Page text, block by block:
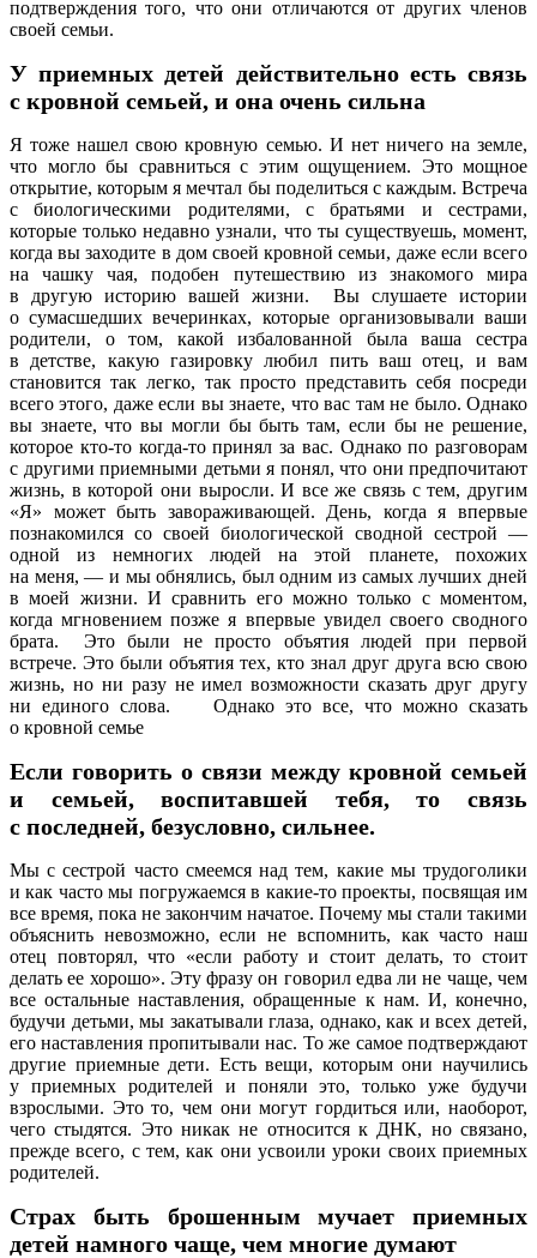
подтверждения того, что они отличаются от других членов
своей семьи.
У приемных детей действительно есть связь
с кровной семьей, и она очень сильна
Я тоже нашел свою кровную семью. И нет ничего на земле,
что могло бы сравниться с этим ощущением. Это мощное
открытие, которым я мечтал бы поделиться с каждым. Встреча
с биологическими родителями, с братьями и сестрами,
которые только недавно узнали, что ты существуешь, момент,
когда вы заходите в дом своей кровной семьи, даже если всего
на чашку чая, подобен путешествию из знакомого мира
в другую историю вашей жизни. Вы слушаете истории
о сумасшедших вечеринках, которые организовывали ваши
родители, о том, какой избалованной была ваша сестра
в детстве, какую газировку любил пить ваш отец, и вам
становится так легко, так просто представить себя посреди
всего этого, даже если вы знаете, что вас там не было. Однако
вы знаете, что вы могли бы быть там, если бы не решение,
которое кто-то когда-то принял за вас. Однако по разговорам
с другими приемными детьми я понял, что они предпочитают
жизнь, в которой они выросли. И все же связь с тем, другим
«Я» может быть завораживающей. День, когда я впервые
познакомился со своей биологической сводной сестрой —
одной из немногих людей на этой планете, похожих
на меня, — и мы обнялись, был одним из самых лучших дней
в моей жизни. И сравнить его можно только с моментом,
когда мгновением позже я впервые увидел своего сводного
брата. Это были не просто объятия людей при первой
встрече. Это были объятия тех, кто знал друг друга всю свою
жизнь, но ни разу не имел возможности сказать друг другу
ни единого слова. Однако это все, что можно сказать
о кровной семье
Если говорить о связи между кровной семьей
и семьей, воспитавшей тебя, то связь
с последней, безусловно, сильнее.
Мы с сестрой часто смеемся над тем, какие мы трудоголики
и как часто мы погружаемся в какие-то проекты, посвящая им
все время, пока не закончим начатое. Почему мы стали такими
объяснить невозможно, если не вспомнить, как часто наш
отец повторял, что «если работу и стоит делать, то стоит
делать ее хорошо». Эту фразу он говорил едва ли не чаще, чем
все остальные наставления, обращенные к нам. И, конечно,
будучи детьми, мы закатывали глаза, однако, как и всех детей,
его наставления пропитывали нас. То же самое подтверждают
другие приемные дети. Есть вещи, которым они научились
у приемных родителей и поняли это, только уже будучи
взрослыми. Это то, чем они могут гордиться или, наоборот,
чего стыдятся. Это никак не относится к ДНК, но связано,
прежде всего, с тем, как они усвоили уроки своих приемных
родителей.
Страх быть брошенным мучает приемных
детей намного чаще, чем многие думают